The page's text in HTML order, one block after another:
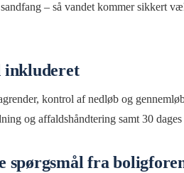
– så vandet kommer sikkert
inkluderet
kontrol af nedløb og
og affaldshåndtering samt 30
spørgsmål fra